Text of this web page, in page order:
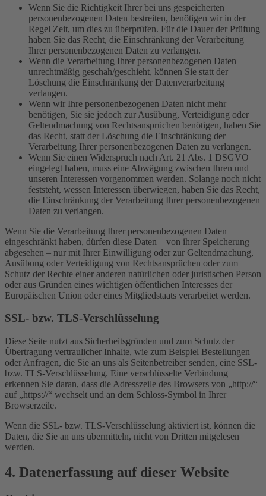
Wenn Sie die Richtigkeit Ihrer bei uns gespeicherten
personenbezogenen Daten bestreiten, benötigen wir in der
Regel Zeit, um dies zu überprüfen. Für die Dauer der Prüfung
haben Sie das Recht, die Einschränkung der Verarbeitung
Ihrer personenbezogenen Daten zu verlangen.
Wenn die Verarbeitung Ihrer personenbezogenen Daten
unrechtmäßig geschah/geschieht, können Sie statt der
Löschung die Einschränkung der Datenverarbeitung
verlangen.
Wenn wir Ihre personenbezogenen Daten nicht mehr
benötigen, Sie sie jedoch zur Ausübung, Verteidigung oder
Geltendmachung von Rechtsansprüchen benötigen, haben Sie
das Recht, statt der Löschung die Einschränkung der
Verarbeitung Ihrer personenbezogenen Daten zu verlangen.
Wenn Sie einen Widerspruch nach Art. 21 Abs. 1 DSGVO
eingelegt haben, muss eine Abwägung zwischen Ihren und
unseren Interessen vorgenommen werden. Solange noch nicht
feststeht, wessen Interessen überwiegen, haben Sie das Recht,
die Einschränkung der Verarbeitung Ihrer personenbezogenen
Daten zu verlangen.
Wenn Sie die Verarbeitung Ihrer personenbezogenen Daten
eingeschränkt haben, dürfen diese Daten – von ihrer Speicherung
abgesehen – nur mit Ihrer Einwilligung oder zur Geltendmachung,
Ausübung oder Verteidigung von Rechtsansprüchen oder zum
Schutz der Rechte einer anderen natürlichen oder juristischen Person
oder aus Gründen eines wichtigen öffentlichen Interesses der
Europäischen Union oder eines Mitgliedstaats verarbeitet werden.
SSL- bzw. TLS-Verschlüsselung
Diese Seite nutzt aus Sicherheitsgründen und zum Schutz der
Übertragung vertraulicher Inhalte, wie zum Beispiel Bestellungen
oder Anfragen, die Sie an uns als Seitenbetreiber senden, eine SSL-
bzw. TLS-Verschlüsselung. Eine verschlüsselte Verbindung
erkennen Sie daran, dass die Adresszeile des Browsers von „http://“
auf „https://“ wechselt und an dem Schloss-Symbol in Ihrer
Browserzeile.
Wenn die SSL- bzw. TLS-Verschlüsselung aktiviert ist, können die
Daten, die Sie an uns übermitteln, nicht von Dritten mitgelesen
werden.
4. Datenerfassung auf dieser Website